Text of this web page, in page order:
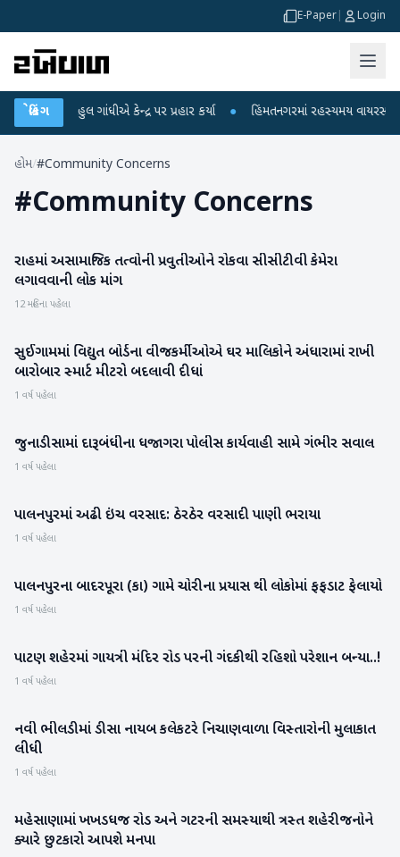
E-Paper Login
બ્રેકિંગ
પર રાહુલ ગાંધીએ કેન્દ્ર પર પ્રહાર કર્યા ● હિંમતનગરમાં રહસ્યમય વાયરસ કે
હોમ/#Community Concerns
#Community Concerns
બનાસકાંઠા
રાહમાં અસામાજિક તત્વોની પ્રવુતીઓને રોકવા સીસીટીવી કેમેરા
લગાવવાની લોક માંગ
12 મહિના પહેલા
બનાસકાંઠા
સુઈગામમાં વિદ્યુત બોર્ડના વીજકર્મીઓએ ઘર માલિકોને અંધારામાં રાખી
બારોબાર સ્માર્ટ મીટરો બદલાવી દીધાં
1 વર્ષ પહેલા
બનાસકાંઠા
જુનાડીસામાં દારૂબંધીના ધજાગરા પોલીસ કાર્યવાહી સામે ગંભીર સવાલ
1 વર્ષ પહેલા
બનાસકાંઠા
પાલનપુરમાં અઢી ઇંચ વરસાદ: ઠેરઠેર વરસાદી પાણી ભરાયા
1 વર્ષ પહેલા
બનાસકાંઠા
પાલનપુરના બાદરપૂરા (કા) ગામે ચોરીના પ્રયાસ થી લોકોમાં ફફડાટ ફેલાયો
1 વર્ષ પહેલા
પાટણ
પાટણ શહેરમાં ગાયત્રી મંદિર રોડ પરની ગંદકીથી રહિશો પરેશાન બન્યા..!
1 વર્ષ પહેલા
બનાસકાંઠા
નવી ભીલડીમાં ડીસા નાયબ કલેકટરે નિચાણવાળા વિસ્તારોની મુલાકાત
લીધી
1 વર્ષ પહેલા
મહેસાણા
મહેસાણામાં ખખડધજ રોડ અને ગટરની સમસ્યાથી ત્રસ્ત શહેરીજનોને
ક્યારે છુટકારો આપશે મનપા